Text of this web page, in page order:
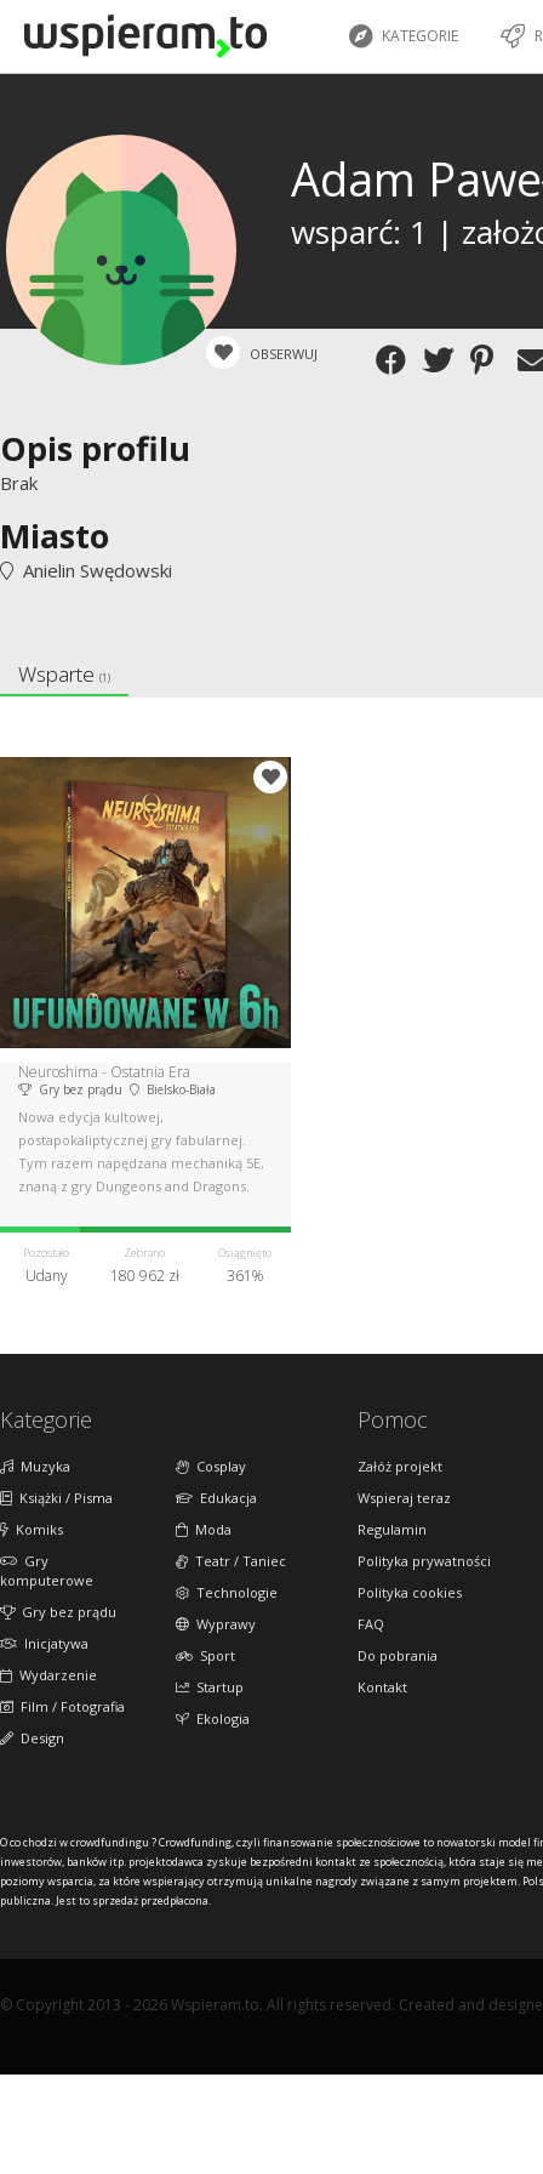
KATEGORIE
Adam
wsparć: 1 |
OBSERWUJ
Opis profilu
Brak
Miasto
Anielin Swędowski
Wsparte (1)
Neuroshima - Ostatnia Era
Gry bez prądu Bielsko-Biała
Nowa edycja kultowej,
postapokaliptycznej gry fabularnej.
Tym razem napędzana mechaniką 5E,
znaną z gry Dungeons and Dragons.
Pozostało
Udany
Zebrano
180 962 zł
Osiągnięto
361%
Kategorie
Muzyka
Książki / Pisma
Komiks
Gry
komputerowe
Gry bez prądu
Inicjatywa
Wydarzenie
Film / Fotografia
Design
Cosplay
Edukacja
Moda
Teatr / Taniec
Technologie
Wyprawy
Sport
Startup
Ekologia
Pomoc
Załóż projekt
Wspieraj teraz
Regulamin
Polityka prywatności
Polityka cookies
FAQ
Do pobrania
Kontakt
O co chodzi w crowdfundingu ?Crowdfunding, czyli finansowanie społecznościowe to nowatorski model
inwestorów, banków itp. projektodawca zyskuje bezpośredni kontakt ze społecznością, która staje się
poziomy wsparcia, za które wspierający otrzymują unikalne nagrody związane z samym projektem.
publiczna. Jest to sprzedaż przedpłacona.
© Copyright 2013 - 2026 Wspieram.to. All rights reserved. Created and